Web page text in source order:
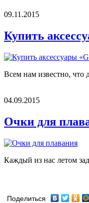
09.11.2015
Купить
Всем нам известно, что
04.09.2015
Очки для
Каждый из нас летом
Поделиться